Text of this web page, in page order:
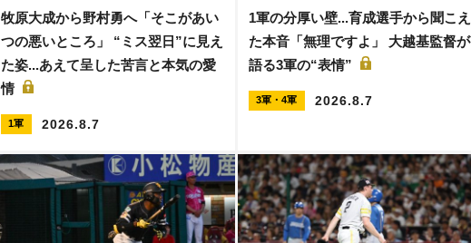
牧原大成から野村勇へ「そこがあい
つの悪いところ」 “ミス翌日”に見え
た姿...あえて呈した苦言と本気の愛
情
1軍 2026.8.7
1軍の分厚い壁...育成選手から聞こえ
た本音「無理ですよ」 大越基監督が
語る3軍の“表情”
3軍・4軍 2026.8.7